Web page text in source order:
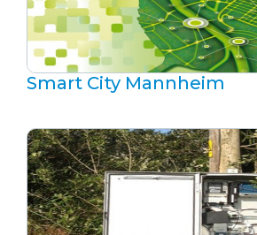
Smart City Mannheim